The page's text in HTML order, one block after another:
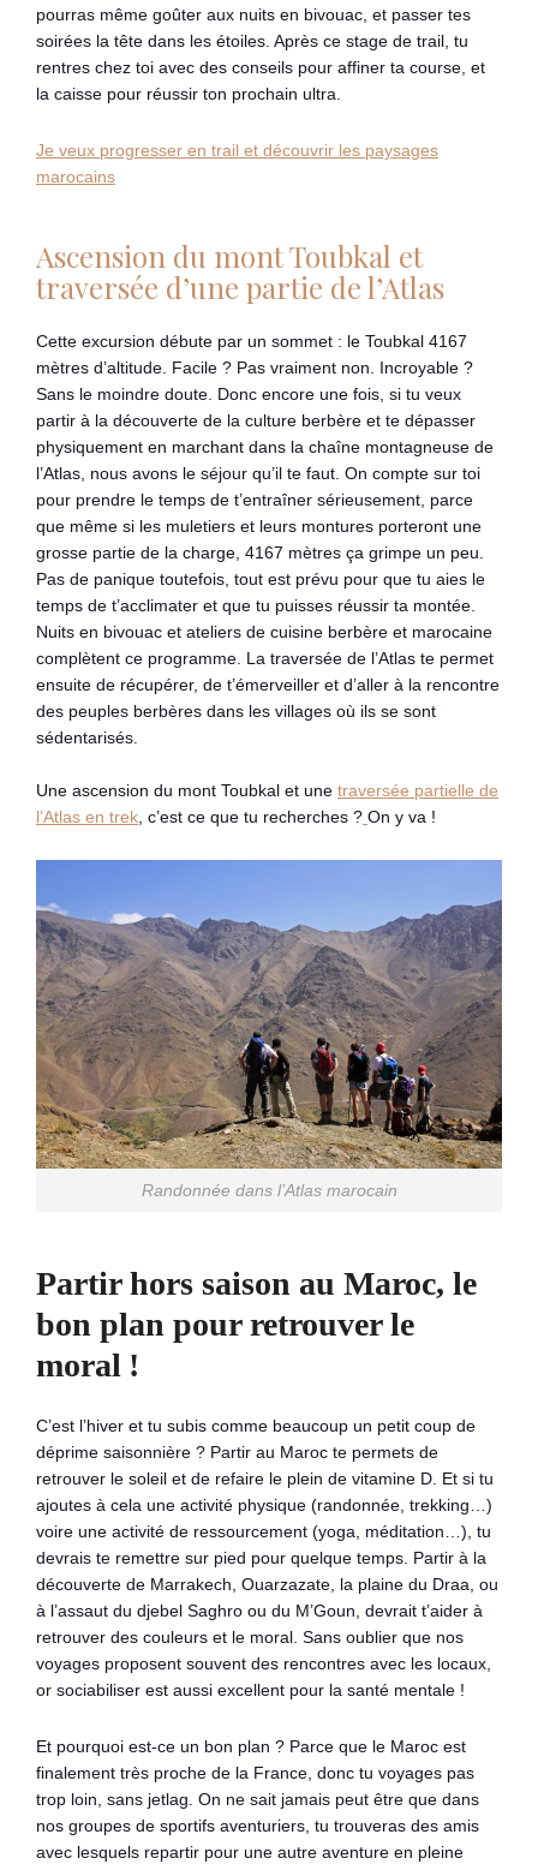
pourras même goûter aux nuits en bivouac, et passer tes
soirées la tête dans les étoiles. Après ce stage de trail, tu
rentres chez toi avec des conseils pour affiner ta course, et
la caisse pour réussir ton prochain ultra.
Je veux progresser en trail et découvrir les paysages
marocains
Ascension du mont Toubkal et
traversée d’une partie de l’Atlas
Cette excursion débute par un sommet : le Toubkal 4167
mètres d’altitude. Facile ? Pas vraiment non. Incroyable ?
Sans le moindre doute. Donc encore une fois, si tu veux
partir à la découverte de la culture berbère et te dépasser
physiquement en marchant dans la chaîne montagneuse de
l’Atlas, nous avons le séjour qu’il te faut. On compte sur toi
pour prendre le temps de t’entraîner sérieusement, parce
que même si les muletiers et leurs montures porteront une
grosse partie de la charge, 4167 mètres ça grimpe un peu.
Pas de panique toutefois, tout est prévu pour que tu aies le
temps de t’acclimater et que tu puisses réussir ta montée.
Nuits en bivouac et ateliers de cuisine berbère et marocaine
complètent ce programme. La traversée de l’Atlas te permet
ensuite de récupérer, de t’émerveiller et d’aller à la rencontre
des peuples berbères dans les villages où ils se sont
sédentarisés.
Une ascension du mont Toubkal et une traversée partielle de
l’Atlas en trek , c’est ce que tu recherches ? On y va !
Randonnée dans l’Atlas marocain
Partir hors saison au Maroc, le
bon plan pour retrouver le
moral !
C’est l’hiver et tu subis comme beaucoup un petit coup de
déprime saisonnière ? Partir au Maroc te permets de
retrouver le soleil et de refaire le plein de vitamine D. Et si tu
ajoutes à cela une activité physique (randonnée, trekking…)
voire une activité de ressourcement (yoga, méditation…), tu
devrais te remettre sur pied pour quelque temps. Partir à la
découverte de Marrakech, Ouarzazate, la plaine du Draa, ou
à l’assaut du djebel Saghro ou du M’Goun, devrait t’aider à
retrouver des couleurs et le moral. Sans oublier que nos
voyages proposent souvent des rencontres avec les locaux,
or sociabiliser est aussi excellent pour la santé mentale !
Et pourquoi est-ce un bon plan ? Parce que le Maroc est
finalement très proche de la France, donc tu voyages pas
trop loin, sans jetlag. On ne sait jamais peut être que dans
nos groupes de sportifs aventuriers, tu trouveras des amis
avec lesquels repartir pour une autre aventure en pleine